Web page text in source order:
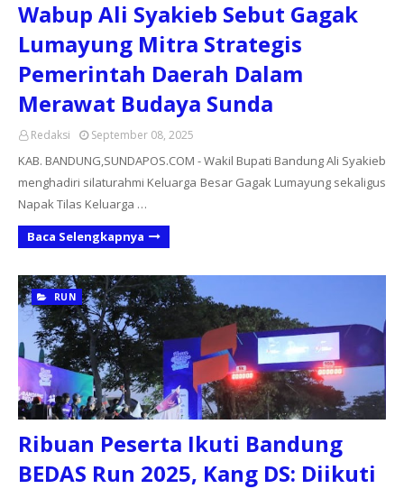
Wabup Ali Syakieb Sebut Gagak
Lumayung Mitra Strategis
Pemerintah Daerah Dalam
Merawat Budaya Sunda
Redaksi September 08, 2025
KAB. BANDUNG,SUNDAPOS.COM - Wakil Bupati Bandung Ali Syakieb
menghadiri silaturahmi Keluarga Besar Gagak Lumayung sekaligus
Napak Tilas Keluarga …
Baca Selengkapnya
RUN
Ribuan Peserta Ikuti Bandung
BEDAS Run 2025, Kang DS: Diikuti